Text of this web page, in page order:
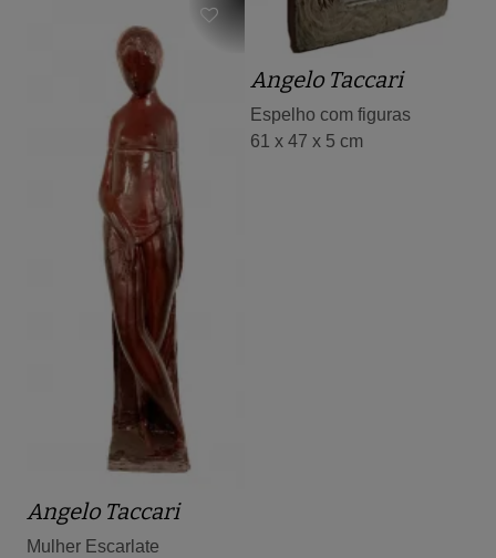
Angelo Taccari
Espelho com figuras
61 x 47 x 5 cm
Angelo Taccari
Mulher Escarlate